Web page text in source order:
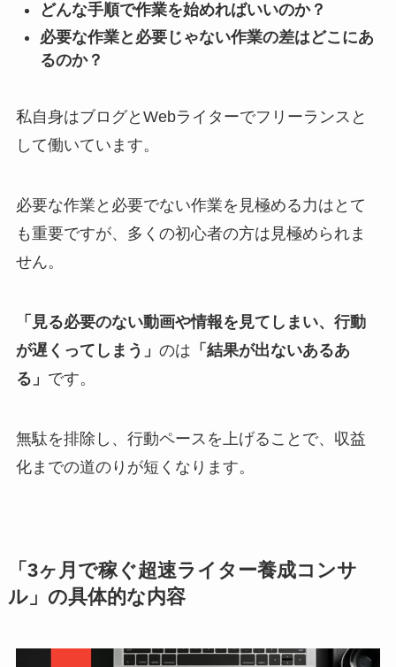
どんな手順で作業を始めればいいのか？
必要な作業と必要じゃない作業の差はどこにあ
るのか？
私自身はブログとWebライターでフリーランスと
して働いています。
必要な作業と必要でない作業を見極める力はとて
も重要ですが、多くの初心者の方は見極められま
せん。
「見る必要のない動画や情報を見てしまい、行動
が遅くってしまう」 のは 「結果が出ないあるあ
る」 です。
無駄を排除し、行動ペースを上げることで、収益
化までの道のりが短くなります。
「3ヶ月で稼ぐ超速ライター養成コンサ
ル」の具体的な内容